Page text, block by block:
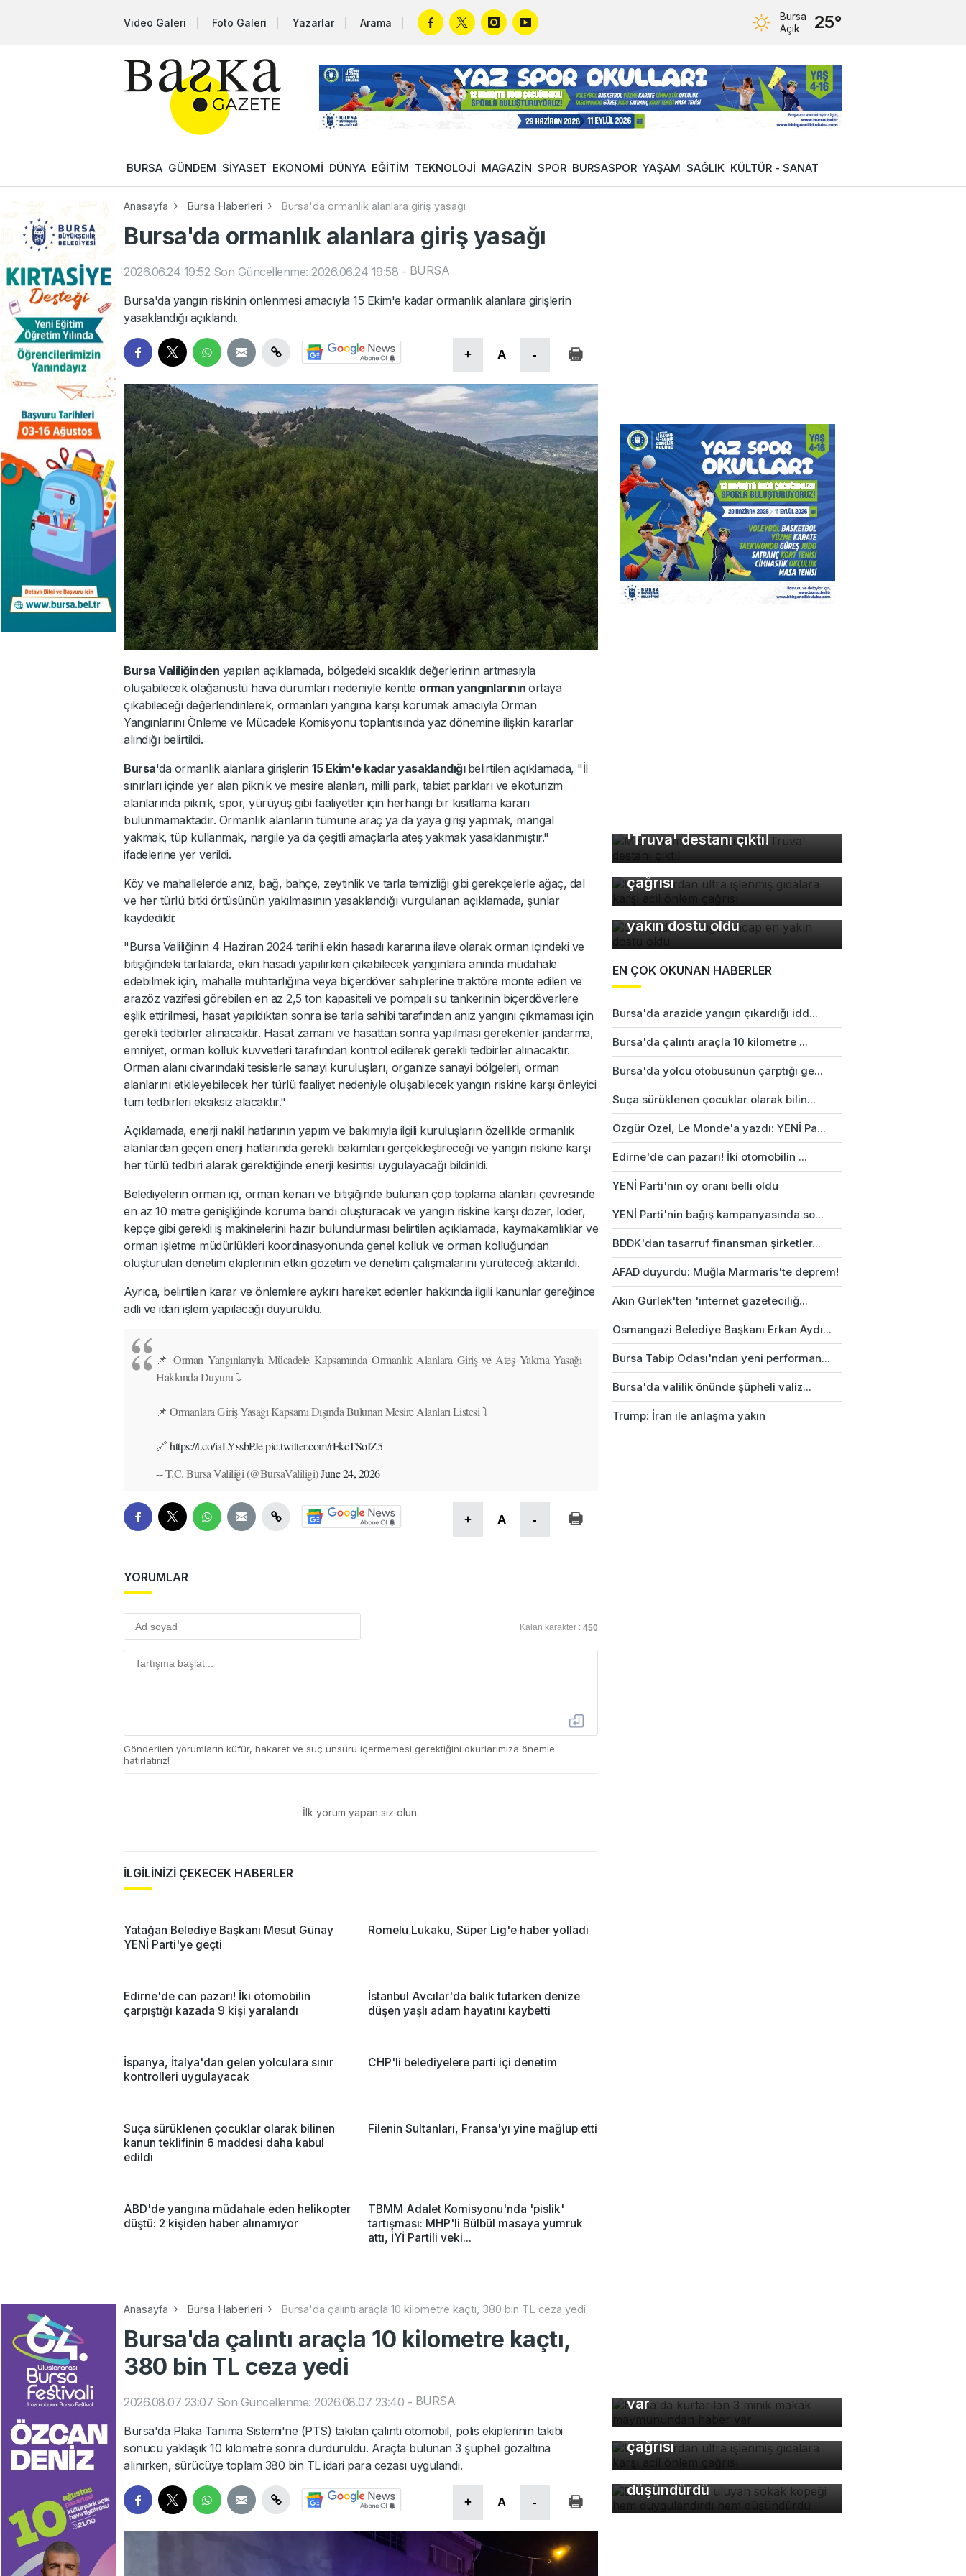
Video Galeri Foto Galeri Yazarlar Arama
Bursa
Açık
25°
BURSA GÜNDEM SİYASET EKONOMİ DÜNYA EĞİTİM TEKNOLOJİ MAGAZİN SPOR BURSASPOR YAŞAM SAĞLIK KÜLTÜR - SANAT
Anasayfa Bursa Haberleri Bursa'da ormanlık alanlara giriş yasağı
Bursa'da ormanlık alanlara giriş yasağı
2026.06.24 19:52 Son Güncellenme: 2026.06.24 19:58 - BURSA
Bursa'da yangın riskinin önlenmesi amacıyla 15 Ekim'e kadar ormanlık alanlara girişlerin
yasaklandığı açıklandı.
+ A -
Bursa Valiliğinden yapılan açıklamada, bölgedeki sıcaklık değerlerinin artmasıyla
oluşabilecek olağanüstü hava durumları nedeniyle kentte orman yangınlarının ortaya
çıkabileceği değerlendirilerek, ormanları yangına karşı korumak amacıyla Orman
Yangınlarını Önleme ve Mücadele Komisyonu toplantısında yaz dönemine ilişkin kararlar
alındığı belirtildi.
Bursa'da ormanlık alanlara girişlerin 15 Ekim'e kadar yasaklandığı belirtilen açıklamada, "İl
sınırları içinde yer alan piknik ve mesire alanları, milli park, tabiat parkları ve ekoturizm
alanlarında piknik, spor, yürüyüş gibi faaliyetler için herhangi bir kısıtlama kararı
bulunmamaktadır. Ormanlık alanların tümüne araç ya da yaya girişi yapmak, mangal
yakmak, tüp kullanmak, nargile ya da çeşitli amaçlarla ateş yakmak yasaklanmıştır."
ifadelerine yer verildi.
Köy ve mahallelerde anız, bağ, bahçe, zeytinlik ve tarla temizliği gibi gerekçelerle ağaç, dal
ve her türlü bitki örtüsünün yakılmasının yasaklandığı vurgulanan açıklamada, şunlar
kaydedildi:
"Bursa Valiliğinin 4 Haziran 2024 tarihli ekin hasadı kararına ilave olarak orman içindeki ve
bitişiğindeki tarlalarda, ekin hasadı yapılırken çıkabilecek yangınlara anında müdahale
edebilmek için, mahalle muhtarlığına veya biçerdöver sahiplerine traktöre monte edilen ve
arazöz vazifesi görebilen en az 2,5 ton kapasiteli ve pompalı su tankerinin biçerdöverlere
eşlik ettirilmesi, hasat yapıldıktan sonra ise tarla sahibi tarafından anız yangını çıkmaması için
gerekli tedbirler alınacaktır. Hasat zamanı ve hasattan sonra yapılması gerekenler jandarma,
emniyet, orman kolluk kuvvetleri tarafından kontrol edilerek gerekli tedbirler alınacaktır.
Orman alanı civarındaki tesislerle sanayi kuruluşları, organize sanayi bölgeleri, orman
alanlarını etkileyebilecek her türlü faaliyet nedeniyle oluşabilecek yangın riskine karşı önleyici
tüm tedbirleri eksiksiz alacaktır."
Açıklamada, enerji nakil hatlarının yapım ve bakımıyla ilgili kuruluşların özellikle ormanlık
alanlardan geçen enerji hatlarında gerekli bakımları gerçekleştireceği ve yangın riskine karşı
her türlü tedbiri alarak gerektiğinde enerji kesintisi uygulayacağı bildirildi.
Belediyelerin orman içi, orman kenarı ve bitişiğinde bulunan çöp toplama alanları çevresinde
en az 10 metre genişliğinde koruma bandı oluşturacak ve yangın riskine karşı dozer, loder,
kepçe gibi gerekli iş makinelerini hazır bulundurması belirtilen açıklamada, kaymakamlıklar ve
orman işletme müdürlükleri koordinasyonunda genel kolluk ve orman kolluğundan
oluşturulan denetim ekiplerinin etkin gözetim ve denetim çalışmalarını yürüteceği aktarıldı.
Ayrıca, belirtilen karar ve önlemlere aykırı hareket edenler hakkında ilgili kanunlar gereğince
adli ve idari işlem yapılacağı duyuruldu.
📌 Orman Yangınlarıyla Mücadele Kapsamında Ormanlık Alanlara Giriş ve Ateş Yakma Yasağı
Hakkında Duyuru ⤵️
📌 Ormanlara Giriş Yasağı Kapsamı Dışında Bulunan Mesire Alanları Listesi ⤵️
🔗https://t.co/iaLYssbPJepic.twitter.com/rFkcTSoIZ5
-- T.C. Bursa Valiliği (@BursaValiligi)June 24, 2026
+ A -
YORUMLAR
Kalan karakter : 450
Gönderilen yorumların küfür, hakaret ve suç unsuru içermemesi gerektiğini okurlarımıza önemle
hatırlatırız!
İlk yorum yapan siz olun.
İLGİLİNİZİ ÇEKECEK HABERLER
Yatağan Belediye Başkanı Mesut Günay
YENİ Parti'ye geçti
Romelu Lukaku, Süper Lig'e haber yolladı
Edirne'de can pazarı! İki otomobilin
çarpıştığı kazada 9 kişi yaralandı
İstanbul Avcılar'da balık tutarken denize
düşen yaşlı adam hayatını kaybetti
İspanya, İtalya'dan gelen yolculara sınır
kontrolleri uygulayacak
CHP'li belediyelere parti içi denetim
Suça sürüklenen çocuklar olarak bilinen
kanun teklifinin 6 maddesi daha kabul
edildi
Filenin Sultanları, Fransa'yı yine mağlup etti
ABD'de yangına müdahale eden helikopter
düştü: 2 kişiden haber alınamıyor
TBMM Adalet Komisyonu'nda 'pislik'
tartışması: MHP'li Bülbül masaya yumruk
attı, İYİ Partili veki...
'Truva' destanı çıktı!
Uzmanlardan ultra işlenmiş
gıdalara karşı acil önlem
çağrısı
Ormanda bulduğu sincap en
yakın dostu oldu
EN ÇOK OKUNAN HABERLER
Bursa'da arazide yangın çıkardığı idd...
Bursa'da çalıntı araçla 10 kilometre ...
Bursa'da yolcu otobüsünün çarptığı ge...
Suça sürüklenen çocuklar olarak bilin...
Özgür Özel, Le Monde'a yazdı: YENİ Pa...
Edirne'de can pazarı! İki otomobilin ...
YENİ Parti'nin oy oranı belli oldu
YENİ Parti'nin bağış kampanyasında so...
BDDK'dan tasarruf finansman şirketler...
AFAD duyurdu: Muğla Marmaris'te deprem!
Akın Gürlek'ten 'internet gazeteciliğ...
Osmangazi Belediye Başkanı Erkan Aydı...
Bursa Tabip Odası'ndan yeni performan...
Bursa'da valilik önünde şüpheli valiz...
Trump: İran ile anlaşma yakın
Anasayfa Bursa Haberleri Bursa'da çalıntı araçla 10 kilometre kaçtı, 380 bin TL ceza yedi
Bursa'da çalıntı araçla 10 kilometre kaçtı,
380 bin TL ceza yedi
2026.08.07 23:07 Son Güncellenme: 2026.08.07 23:40 - BURSA
Bursa'da Plaka Tanıma Sistemi'ne (PTS) takılan çalıntı otomobil, polis ekiplerinin takibi
sonucu yaklaşık 10 kilometre sonra durduruldu. Araçta bulunan 3 şüpheli gözaltına
alınırken, sürücüye toplam 380 bin TL idari para cezası uygulandı.
+ A -
var
Uzmanlardan ultra işlenmiş
gıdalara karşı acil önlem
çağrısı
Bursa'da ezana uluyan
sokak köpeği hem
duygulandırdı hem
düşündürdü